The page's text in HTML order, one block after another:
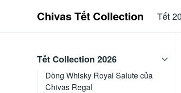
Chivas Tết Collection Tết
Tết Collection 2026
Dòng Whisky Royal Salute của
Chivas Regal